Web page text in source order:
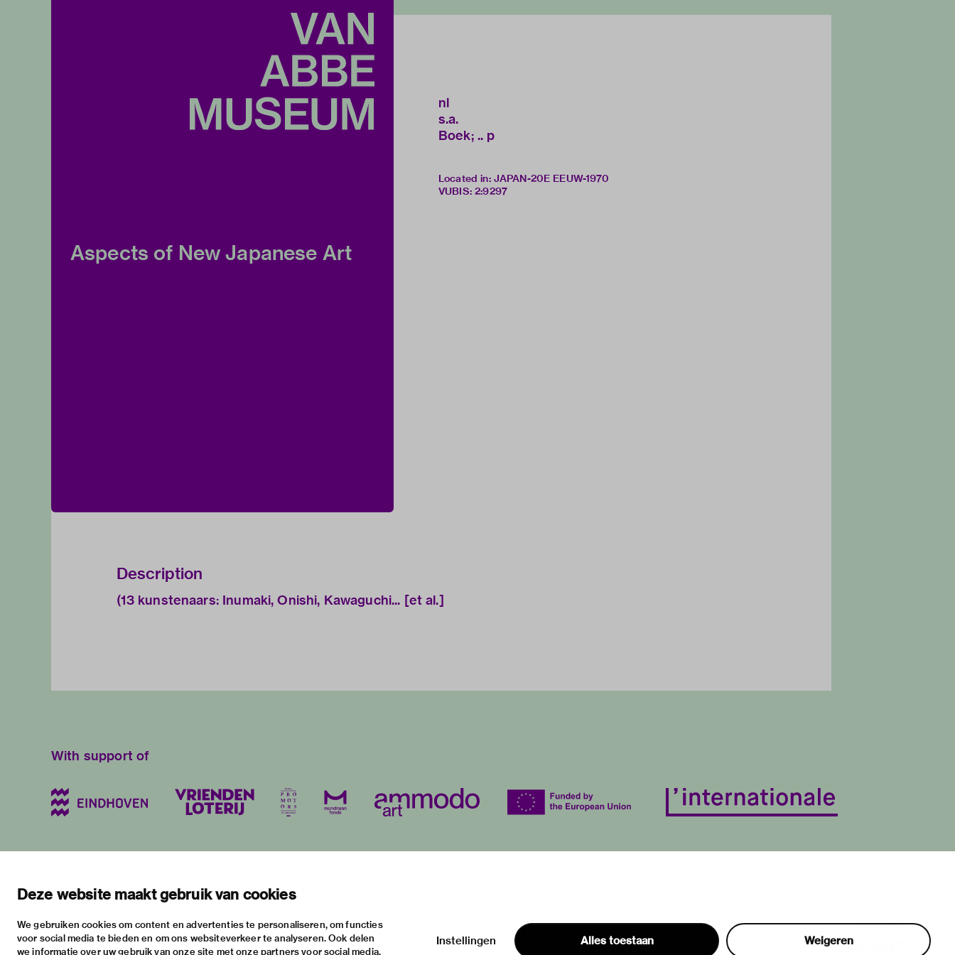
Deze website maakt gebruik van cookies
We gebruiken cookies om content en advertenties te personaliseren, om functies
voor social media te bieden en om ons websiteverkeer te analyseren. Ook delen
we informatie over uw gebruik van onze site met onze partners voor social media,
Alles toestaan Weigeren
Instellingen
Aspects of New Japanese Art
nl
s.a.
Boek; .. p
Located in: JAPAN-20E EEUW-1970
VUBIS: 2:9297
Description
(13 kunstenaars: Inumaki, Onishi, Kawaguchi... [et al.]
With support of
newsletter
instagram
twitter
stratumsedijk 2 eindhoven
info@vanabbemuseum.nl
exhibitions
practical information
foundations & partners